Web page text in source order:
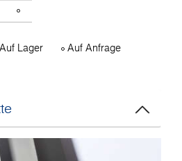
Auf Lager Auf Anfrage